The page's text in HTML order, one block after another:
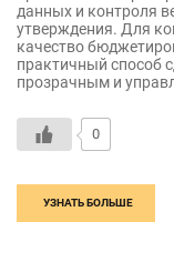
данных и контроля
утверждения. Для
качество
практичный способ
прозрачным и
0
УЗНАТЬ БОЛЬШЕ